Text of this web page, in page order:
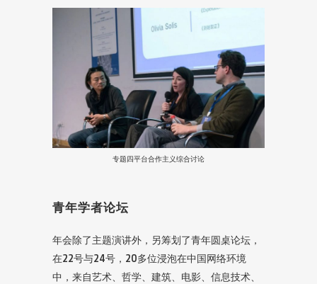
专题四平台合作主义综合讨论
青年学者论坛
年会除了主题演讲外，另筹划了青年圆桌论坛，
在22号与24号，20多位浸泡在中国网络环境
中，来自艺术、哲学、建筑、电影、信息技术、